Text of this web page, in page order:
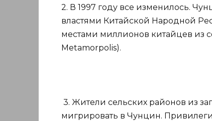
2. В 1997 году все изменилось.
властями Китайской Народной
местами миллионов китайцев из
Metamorpolis).
3. Жители сельских районов из
мигрировать в Чунцин.